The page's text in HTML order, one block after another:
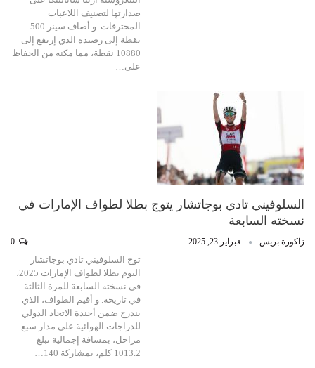
صدارتها لتصنيف اللاعبات
المحترفات. و أضاف سينر 500
نقطة إلى رصيده الذي إرتفع إلى
10880 نقطة، مما مكنه من الحفاظ
على…
السلوفيني تادي بوجاتشار يتوج بطلا لطواف الإمارات في
نسخته السابعة
زاكورة بريس فبراير 23, 2025
توج السلوفيني تادي بوجاتشار
اليوم بطلا لطواف الإمارات 2025،
في نسخته السابعة للمرة الثالثة
في تاريخه. و أقيم الطواف، الذي
يندرج ضمن أجندة الاتحاد الدولي
للدراجات الهوائية على مدار سبع
مراحل، بمسافة إجمالية تبلغ
1013.2 كلم، بمشاركة 140…